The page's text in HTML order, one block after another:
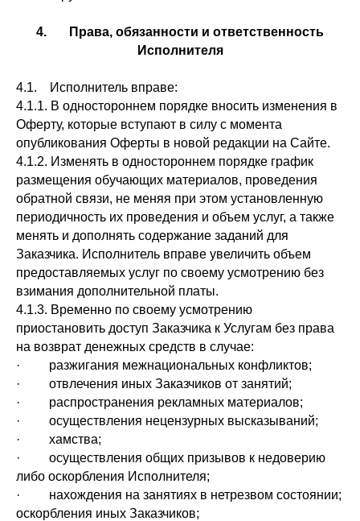
4. Права, обязанности и ответственность
Исполнителя
4.1. Исполнитель вправе:
4.1.1. В одностороннем порядке вносить изменения в
Оферту, которые вступают в силу с момента
опубликования Оферты в новой редакции на Сайте.
4.1.2. Изменять в одностороннем порядке график
размещения обучающих материалов, проведения
обратной связи, не меняя при этом установленную
периодичность их проведения и объем услуг, а также
менять и дополнять содержание заданий для
Заказчика. Исполнитель вправе увеличить объем
предоставляемых услуг по своему усмотрению без
взимания дополнительной платы.
4.1.3. Временно по своему усмотрению
приостановить доступ Заказчика к Услугам без права
на возврат денежных средств в случае:
· разжигания межнациональных конфликтов;
· отвлечения иных Заказчиков от занятий;
· распространения рекламных материалов;
· осуществления нецензурных высказываний;
· хамства;
· осуществления общих призывов к недоверию
либо оскорбления Исполнителя;
· нахождения на занятиях в нетрезвом состоянии;
оскорбления иных Заказчиков;